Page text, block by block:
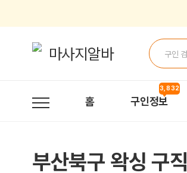
홈 구인정보
3,832
부산북구 왁싱 구